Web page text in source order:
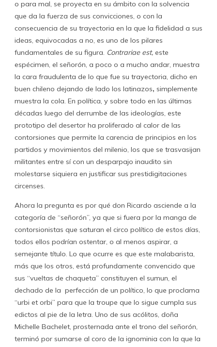
o para mal, se proyecta en su ámbito con la solvencia
que da la fuerza de sus convicciones, o con la
consecuencia de su trayectoria en la que la fidelidad a sus
ideas, equivocadas a no, es uno de los pilares
fundamentales de su figura. Contrariae est, este
espécimen, el señorón, a poco o a mucho andar, muestra
la cara fraudulenta de lo que fue su trayectoria, dicho en
buen chileno dejando de lado los latinazos, simplemente
muestra la cola. En política, y sobre todo en las últimas
décadas luego del derrumbe de las ideologías, este
prototipo del desertor ha proliferado al calor de las
contorsiones que permite la carencia de principios en los
partidos y movimientos del milenio, los que se trasvasijan
militantes entre sí con un desparpajo inaudito sin
molestarse siquiera en justificar sus prestidigitaciones
circenses.
Ahora la pregunta es por qué don Ricardo asciende a la
categoría de “señorón”, ya que si fuera por la manga de
contorsionistas que saturan el circo político de estos días,
todos ellos podrían ostentar, o al menos aspirar, a
semejante título. Lo que ocurre es que este malabarista,
más que los otros, está profundamente convencido que
sus “vueltas de chaqueta” constituyen el sumun, el
dechado de la perfección de un político, lo que proclama
“urbi et orbi” para que la troupe que lo sigue cumpla sus
edictos al pie de la letra. Uno de sus acólitos, doña
Michelle Bachelet, prosternada ante el trono del señorón,
terminó por sumarse al coro de la ignominia con la que la